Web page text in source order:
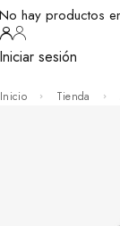
hay productos
sesión
Inicio Tienda